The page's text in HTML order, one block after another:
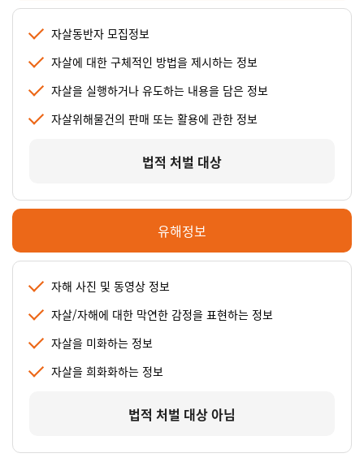
자살동반자 모집정보
자살에 대한 구체적인 방법을 제시하는 정보
자살을 실행하거나 유도하는 내용을 담은 정보
자살위해물건의 판매 또는 활용에 관한 정보
법적 처벌 대상
유해정보
자해 사진 및 동영상 정보
자살/자해에 대한 막연한 감정을 표현하는 정보
자살을 미화하는 정보
자살을 희화화하는 정보
법적 처벌 대상 아님